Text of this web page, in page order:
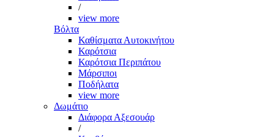
/
view more
Βόλτα
Καθίσματα Αυτοκινήτου
Καρότσια
Καρότσια Περιπάτου
Μάρσιποι
Ποδήλατα
view more
Δωμάτιο
Διάφορα Αξεσουάρ
/